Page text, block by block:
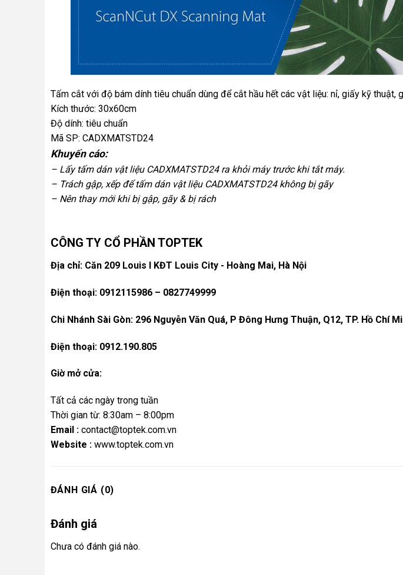
Tấm cắt với độ bám dính tiêu chuẩn dùng để cắt hầu hết các vật liệu: nỉ, giấy kỹ thuật,
Kích thước: 30x60cm
Độ dính: tiêu chuẩn
Mã SP: CADXMATSTD24
Khuyến cáo:
– Lấy tấm dán vật liệu CADXMATSTD24 ra khỏi máy trước khi tắt máy.
– Trách gập, xếp để tấm dán vật liệu CADXMATSTD24 không bị gãy
– Nên thay mới khi bị gập, gãy & bị rách
CÔNG TY CỔ PHẦN TOPTEK
Địa chỉ: Căn 209 Louis I KĐT Louis City - Hoàng Mai, Hà Nội
Điện thoại: 0912115986 – 0827749999
Chi Nhánh Sài Gòn: 296 Nguyễn Văn Quá, P Đông Hưng Thuận, Q12, TP. Hồ Chí
Điện thoại: 0912.190.805
Giờ mở cửa:
Tất cả các ngày trong tuần
Thời gian từ: 8:30am – 8:00pm
Email : contact@toptek.com.vn
Website : www.toptek.com.vn
ĐÁNH GIÁ (0)
Đánh giá
Chưa có đánh giá nào.